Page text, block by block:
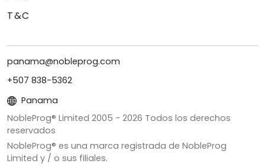
T&C
panama@nobleprog.com
+507 838-5362
Panama
NobleProg® Limited 2005 - 2026 Todos los derechos
reservados
NobleProg® es una marca registrada de NobleProg
Limited y / o sus filiales.